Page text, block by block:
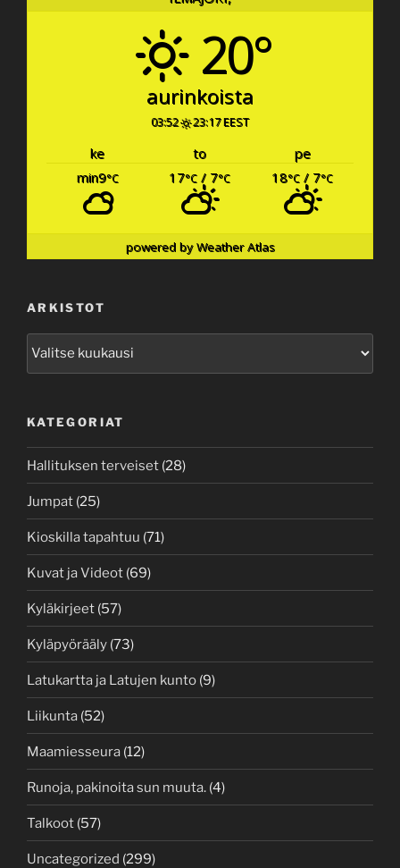
20°
aurinkoista
03:52 23:17 EEST
ke to
pe
min9°C 17°C / 7°C 18°C / 7°C
powered byWeather Atlas
ARKISTOT
KATEGORIAT
Hallituksen terveiset (28)
Jumpat (25)
Kioskilla tapahtuu (71)
Kuvat ja Videot (69)
Kyläkirjeet (57)
Kyläpyörääly (73)
Latukartta ja Latujen kunto (9)
Liikunta (52)
Maamiesseura (12)
Runoja, pakinoita sun muuta. (4)
Talkoot (57)
Uncategorized (299)